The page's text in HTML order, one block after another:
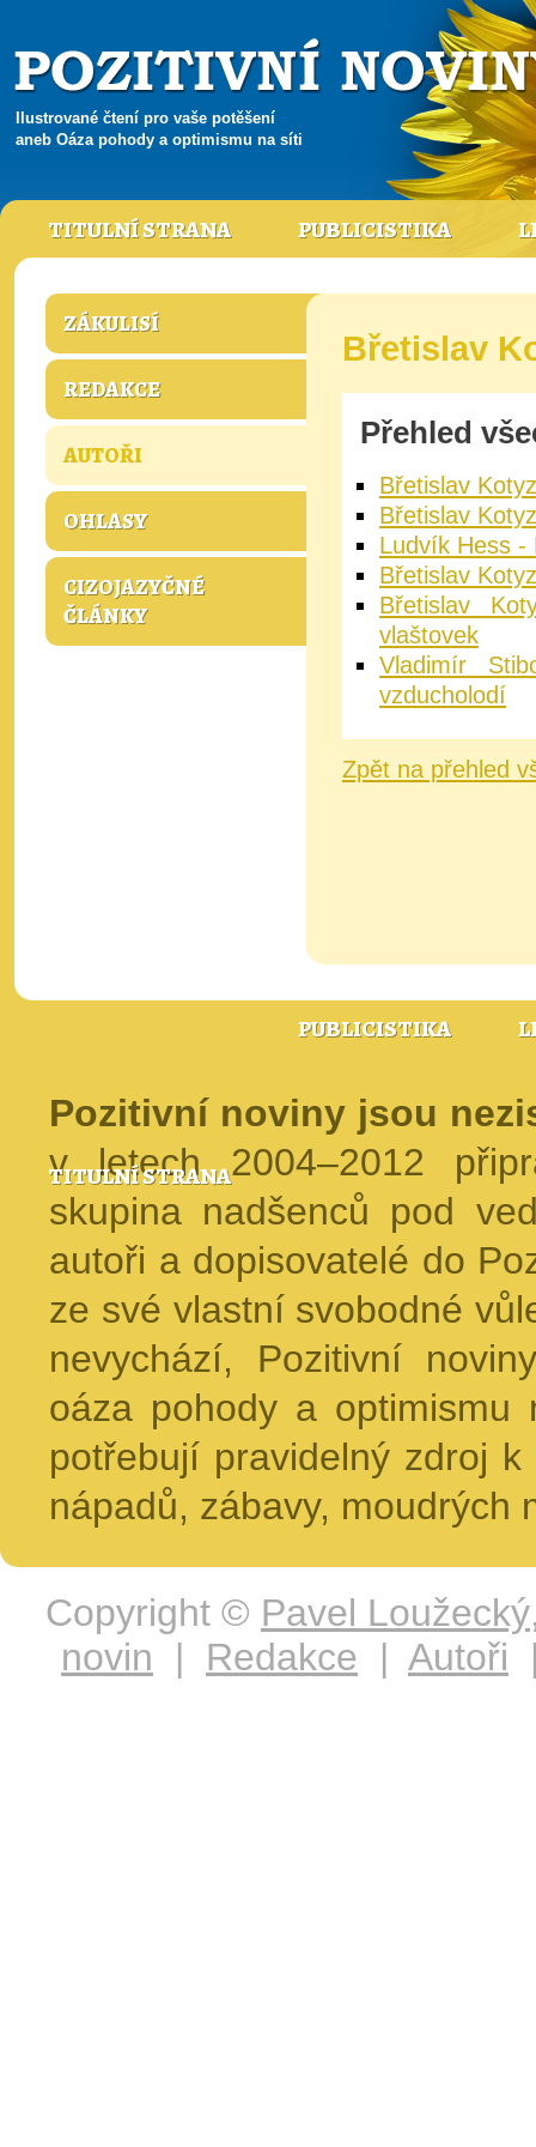
Ilustrované čtení pro vaše potěšení
aneb Oáza pohody a optimismu na síti
TITULNÍ STRANA PUBLICISTIKA
ZÁKULISÍ
REDAKCE
AUTOŘI
OHLASY
CIZOJAZYČNÉ
ČLÁNKY
Břetislav
Přehled
Břetislav
Břetislav
Ludvík Hess -
Břetislav
Břetislav
vlaštovek
Vladimír
vzducholodí
Zpět na přehled
TITULNÍ STRANA
PUBLICISTIKA
Pozitivní noviny jsou
v letech 2004–2012
skupina nadšenců pod
autoři a dopisovatelé do
ze své vlastní svobodné
nevychází, Pozitivní
oáza pohody a
potřebují pravidelný zdroj
nápadů, zábavy, moudrých
Copyright © Pavel Loužecký
novin | Redakce | Autoři